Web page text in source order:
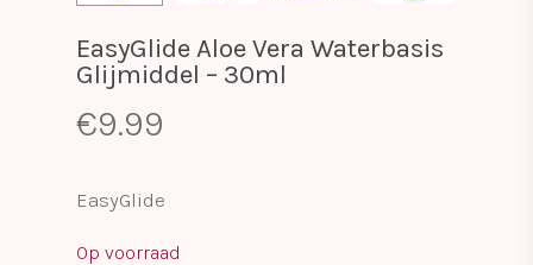
EasyGlide Aloe Vera Waterbasis
Glijmiddel – 30ml
€9.99
EasyGlide
Op voorraad